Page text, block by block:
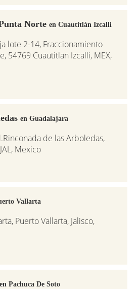
Norte en Cuautitlán Izcalli
lote 2-14, Fraccionamiento
54769 Cuautitlan Izcalli, MEX,
en Guadalajara
de las Arboledas,
Mexico
Vallarta
Puerto Vallarta, Jalisco,
en Pachuca De Soto